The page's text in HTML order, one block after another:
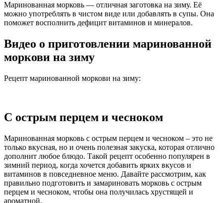
Маринованная морковь — отличная заготовка на зиму. Её
можно употреблять в чистом виде или добавлять в супы. Она
поможет восполнить дефицит витаминов и минералов.
Видео о приготовлении маринованной
моркови на зиму
Рецепт маринованной моркови на зиму:
С острым перцем и чесноком
Маринованная морковь с острым перцем и чесноком – это не
только вкусная, но и очень полезная закуска, которая отлично
дополнит любое блюдо. Такой рецепт особенно популярен в
зимний период, когда хочется добавить ярких вкусов и
витаминов в повседневное меню. Давайте рассмотрим, как
правильно подготовить и замариновать морковь с острым
перцем и чесноком, чтобы она получилась хрустящей и
ароматной.